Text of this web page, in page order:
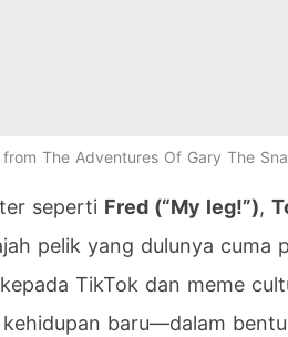
from The Adventures Of Gary The
seperti Fred (“My leg!”),
pelik yang dulunya cuma
TikTok dan meme
baru—dalam